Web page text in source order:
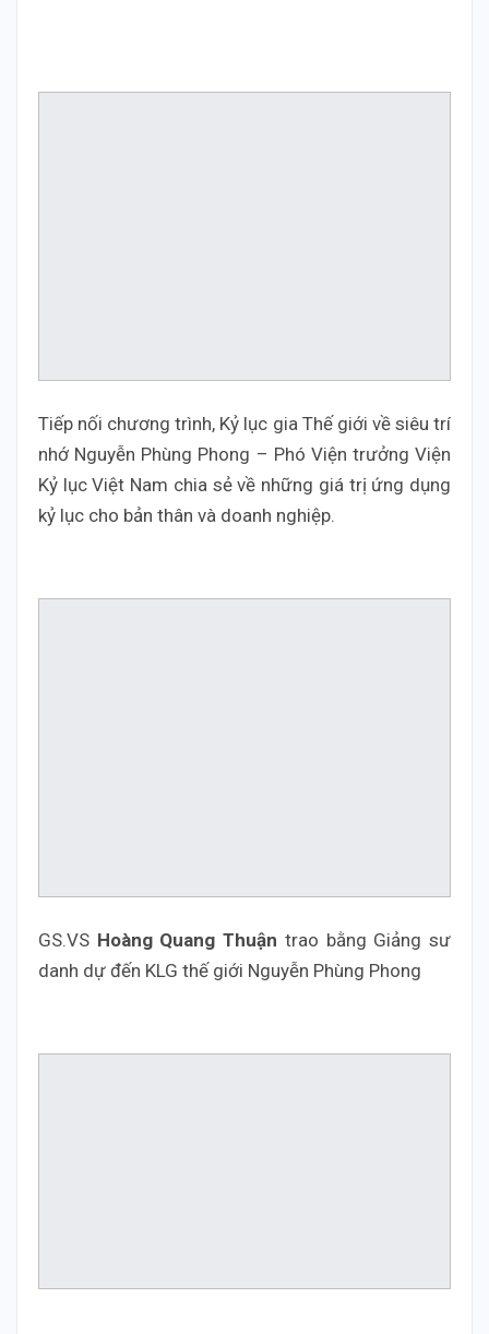
Tiếp nối chương trình, Kỷ lục gia Thế giới về siêu trí
nhớ Nguyễn Phùng Phong – Phó Viện trưởng Viện
Kỷ lục Việt Nam chia sẻ về những giá trị ứng dụng
kỷ lục cho bản thân và doanh nghiệp.
GS.VS Hoàng Quang Thuận trao bằng Giảng sư
danh dự đến KLG thế giới Nguyễn Phùng Phong